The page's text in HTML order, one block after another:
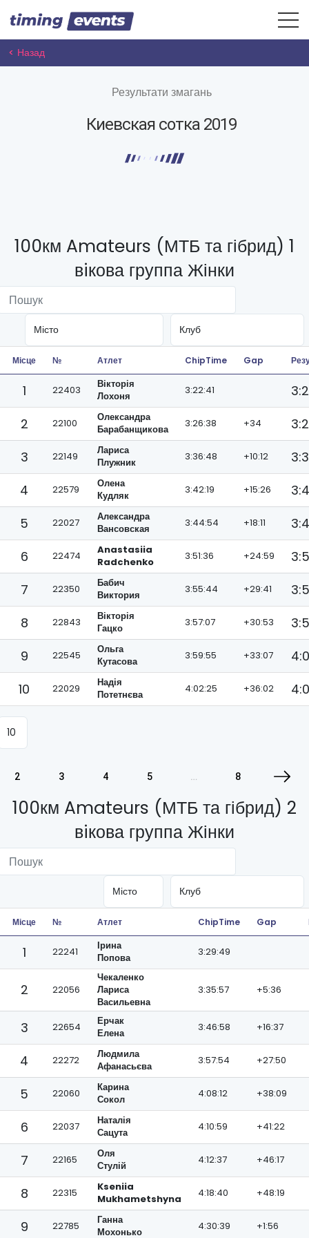
< Назад
Результати змагань
Киевская сотка 2019
100км Amateurs (МТБ та гібрид) 1
вiкова группа Жінки
Місце № Атлет ChipTime Gap
1 22403
Вікторія
Лохоня
3:22:41
2
22100
Олександра
Барабанщикова
3:26:38 +34
3
22149
Лариса
Плужник
3:36:48 +10:12
4
22579
Олена
Кудляк
3:42:19 +15:26
5
22027
Александра
Вансовская
3:44:54 +18:11
6
22474
Anastasiia
Radchenko
3:51:36 +24:59
7
22350
Бабич
Виктория
3:55:44 +29:41
8
22843
Вікторія
Гацко
3:57:07 +30:53
9
22545
Ольга
Кутасова
3:59:55 +33:07
10
22029
Надія
Потетнєва
4:02:25 +36:02
2 3 4 5 8
100км Amateurs (МТБ та гібрид) 2
вiкова группа Жінки
Місце № Атлет ChipTime Gap
1 22241
Ірина
Попова
3:29:49
2 22056
Чекаленко
Лариса
Васильевна
3:35:57 +5:36
3 22654
Ерчак
Елена
3:46:58 +16:37
4
22272
Людмила
Афанасьєва
3:57:54 +27:50
5
22060
Карина
Сокол
4:08:12 +38:09
6
22037
Наталія
Сацута
4:10:59 +41:22
7
22165
Оля
Стулій
4:12:37 +46:17
8
22315
Kseniia
Mukhametshyna
4:18:40 +48:19
9
22785
Ганна
Мохонько
4:30:39 +1:56